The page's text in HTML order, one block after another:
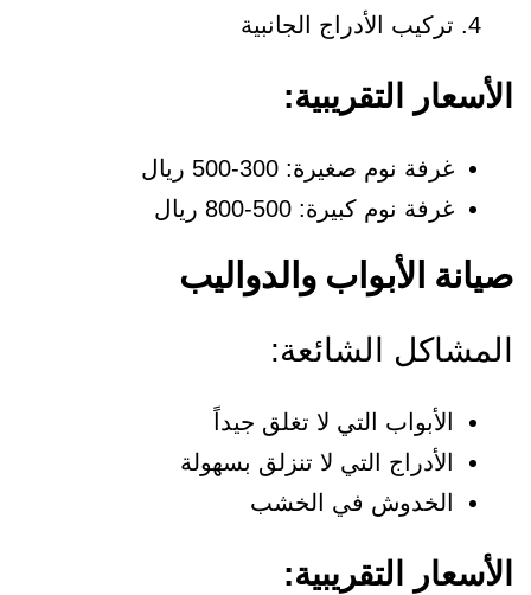
تركيب الأدراج الجانبية
التقريبية:
غرفة نوم صغيرة: 300-500 ريال
غرفة نوم كبيرة: 500-800 ريال
الأبواب والدواليب
الشائعة:
الأبواب التي لا تغلق جيداً
الأدراج التي لا تنزلق بسهولة
الخدوش في الخشب
التقريبية: